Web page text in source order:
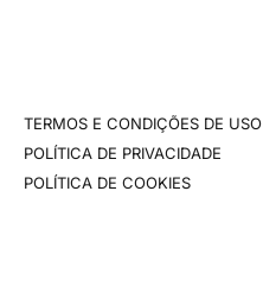
TERMOS E CONDIÇÕES DE USO
POLÍTICA DE PRIVACIDADE
POLÍTICA DE COOKIES